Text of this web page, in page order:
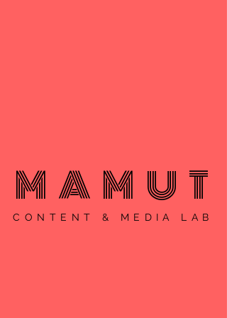
MAMUT
CONTENT & MEDIA LAB